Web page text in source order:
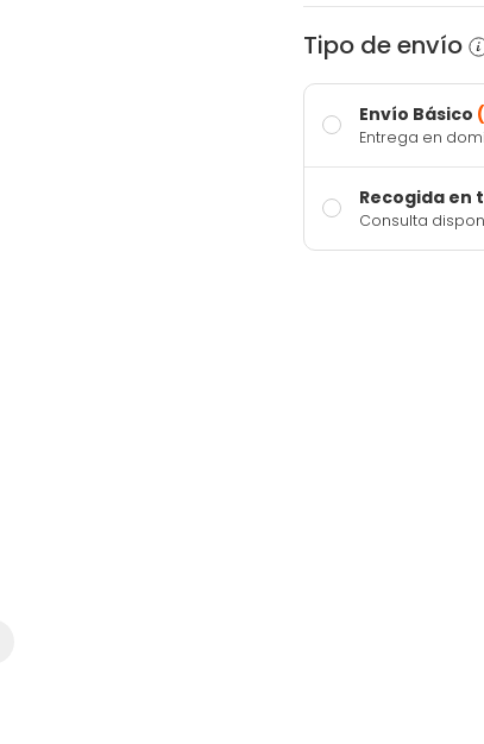
Tipo de envío
Envío Básico
Entrega en
Recogida en
Consulta